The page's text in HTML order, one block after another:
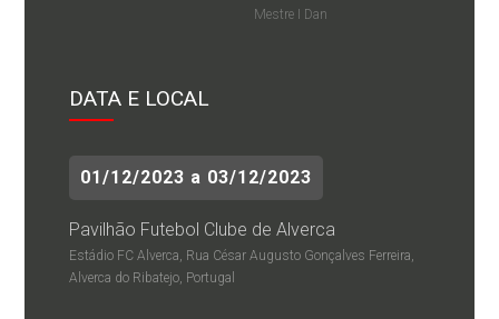
Mestre I Dan
DATA E LOCAL
01/12/2023 a 03/12/2023
Pavilhão Futebol Clube de Alverca
Estádio FC Alverca, Rua César Augusto Gonçalves Ferreira,
Alverca do Ribatejo, Portugal